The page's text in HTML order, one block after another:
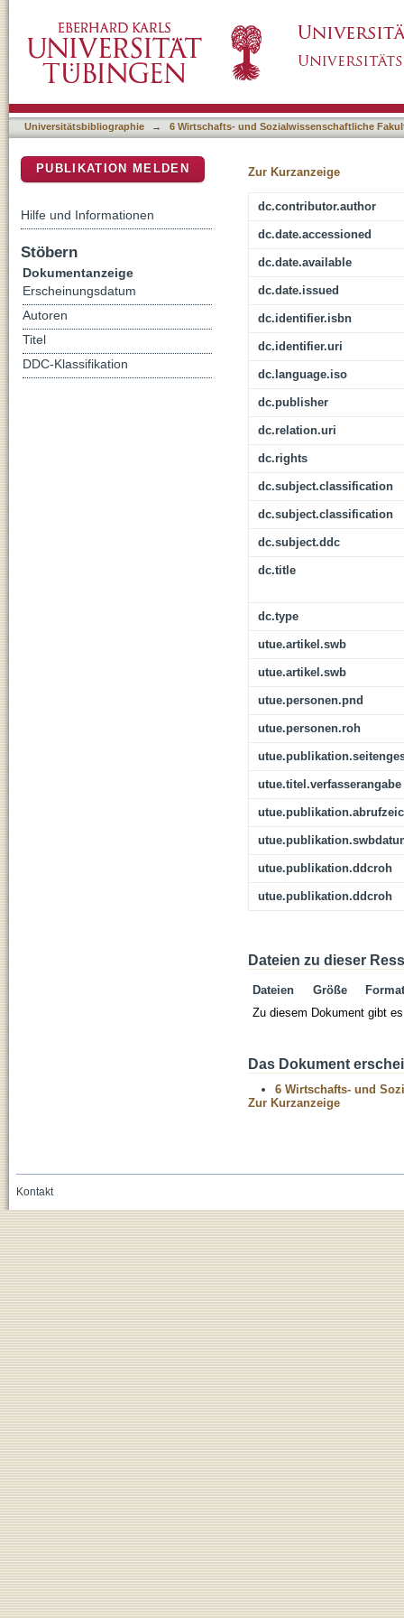
Universitätsbibliographie → 6 Wirtschafts- und Sozialwissenschaftliche
Zur Kurzanzeige
dc.contributor.author
dc.date.accessioned
dc.date.available
dc.date.issued
dc.identifier.isbn
dc.identifier.uri
dc.language.iso
dc.publisher
dc.relation.uri
dc.rights
dc.subject.classification
dc.subject.classification
dc.subject.ddc
dc.title
dc.type
utue.artikel.swb
utue.artikel.swb
utue.personen.pnd
utue.personen.roh
utue.titel.verfasserangabe
utue.publikation.ddcroh
utue.publikation.ddcroh
Dateien zu dieser
Dateien Größe
Format
Zu diesem Dokument gibt
Das Dokument
6 Wirtschafts- und
Zur Kurzanzeige
PUBLIKATION MELDEN
Hilfe und Informationen
Stöbern
Dokumentanzeige
Erscheinungsdatum
Autoren
Titel
DDC-Klassifikation
Kontakt